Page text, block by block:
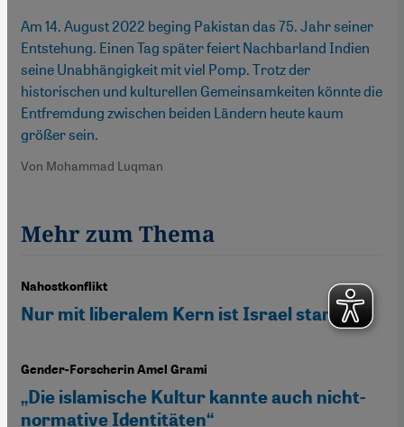
Am 14. August 2022 beging Pakistan das 75. Jahr seiner
Entstehung. Einen Tag später feiert Nachbarland Indien
seine Unabhängigkeit mit viel Pomp. Trotz der
historischen und kulturellen Gemeinsamkeiten könnte die
Entfremdung zwischen beiden Ländern heute kaum
größer sein.
Von Mohammad Luqman
Mehr zum Thema
Nahostkonflikt
Nur mit liberalem Kern ist Israel stark
Gender-Forscherin Amel Grami
„Die islamische Kultur kannte auch nicht-
normative Identitäten“